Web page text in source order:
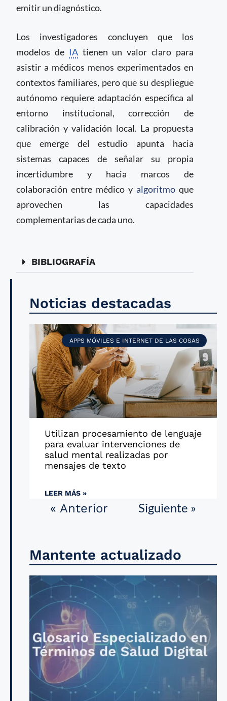
emitir un diagnóstico.
Los investigadores concluyen que los
modelos de IAtienen un valor claro para
asistir a médicos menos experimentados en
contextos familiares, pero que su despliegue
autónomo requiere adaptación específica al
entorno institucional, corrección de
calibración y validación local. La propuesta
que emerge del estudio apunta hacia
sistemas capaces de señalar su propia
incertidumbre y hacia marcos de
colaboración entre médico y algoritmo que
aprovechen las capacidades
complementarias de cada uno.
BIBLIOGRAFÍA
Noticias destacadas
APPS MÓVILES E INTERNET DE LAS COSAS
Utilizan procesamiento de lenguaje
para evaluar intervenciones de
salud mental realizadas por
mensajes de texto
LEER MÁS »
« Anterior Siguiente »
Mantente actualizado